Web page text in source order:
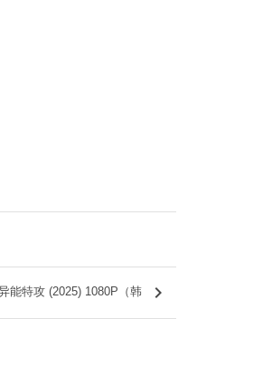
能特攻 (2025) 1080P（韩 keyboard_arrow_right